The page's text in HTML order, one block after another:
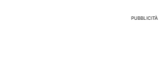
PUBBLICITÀ